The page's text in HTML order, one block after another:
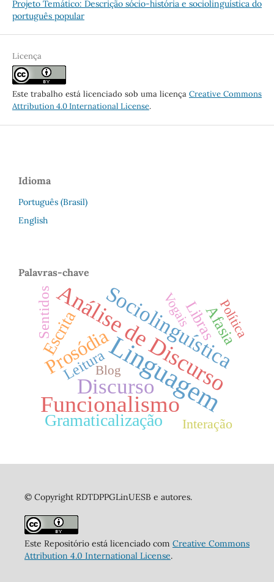
Projeto Temático: Descrição sócio-história e sociolinguística do
português popular
Licença
Este trabalho está licenciado sob uma licençaCreative Commons
Attribution 4.0 International License.
Idioma
Português (Brasil)
English
Palavras-chave
Linguagem
Análise de Discurso
Funcionalismo
Sociolinguística
Discurso
Prosódia
Escrita
Gramaticalização
LibrasAfasia
Leitura
Sentidos Vogais Política
Interação
Blog
© Copyright RDTDPPGLinUESB e autores.
Este Repositório está licenciado comCreative Commons
Attribution 4.0 International License.